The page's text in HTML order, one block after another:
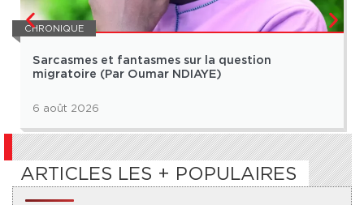
CHRONIQUE
Sarcasmes et fantasmes sur la question
migratoire (Par Oumar NDIAYE)
6 août 2026
ARTICLES LES + POPULAIRES